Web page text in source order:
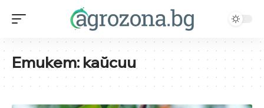
Етикет:кайсии